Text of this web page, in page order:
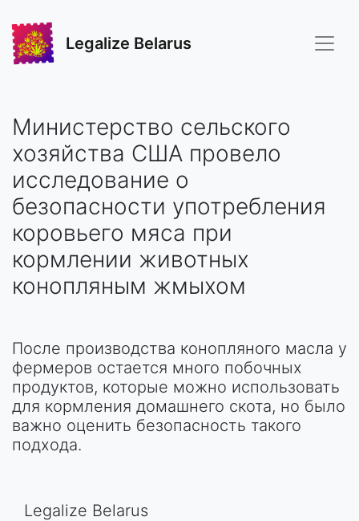
Legalize Belarus
Министерство сельского
хозяйства США провело
исследование о
безопасности употребления
коровьего мяса при
кормлении животных
конопляным жмыхом
После производства конопляного масла у
фермеров остается много побочных
продуктов, которые можно использовать
для кормления домашнего скота, но было
важно оценить безопасность такого
подхода.
Legalize Belarus